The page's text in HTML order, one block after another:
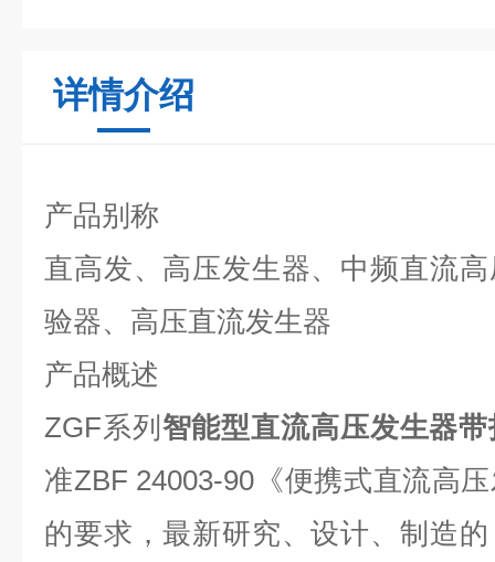
详情介绍
产品别称
直高发、高压发生器、中频直流
验器、高压直流发生器
产品概述
ZGF系列 智能型直流高压发生器
准ZBF 24003-90《便携式直流高
的要求，最新研究、设计、制造